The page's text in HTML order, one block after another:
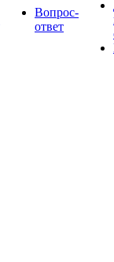
Вопрос-
ответ